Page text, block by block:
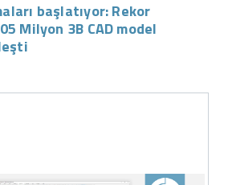
başlatıyor: Rekor
Milyon 3B CAD model